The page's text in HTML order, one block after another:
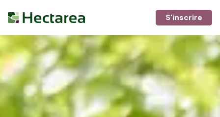
S'inscrire